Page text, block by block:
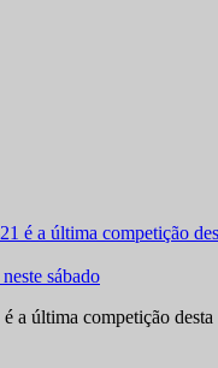
sábado
a última competição